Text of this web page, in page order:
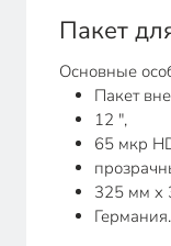
Пакет
Основные
Пакет
12 ",
65 мкр
325 мм x
Германия.